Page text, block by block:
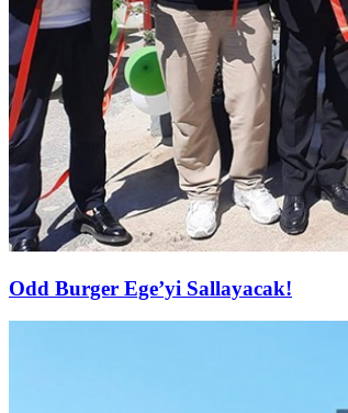
Odd Burger Ege’yi Sallayacak!